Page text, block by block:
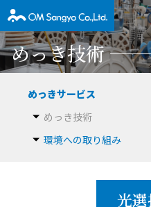
めっき技術
めっきサービス
めっき技術
環境への取り組み
光